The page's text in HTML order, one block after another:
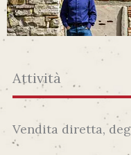
Attività
Vendita diretta,